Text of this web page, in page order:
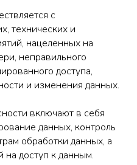
с
технических и
нацеленных на
неправильного
доступа,
и изменения данных.
включают в себя
данных, контроль
обработки данных, а
на доступ к данным.